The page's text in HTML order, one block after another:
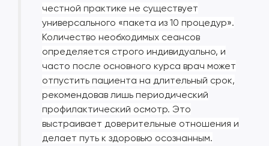
честной практике не существует
универсального «пакета из 10 процедур».
Количество необходимых сеансов
определяется строго индивидуально, и
часто после основного курса врач может
отпустить пациента на длительный срок,
рекомендовав лишь периодический
профилактический осмотр. Это
выстраивает доверительные отношения и
делает путь к здоровью осознанным.